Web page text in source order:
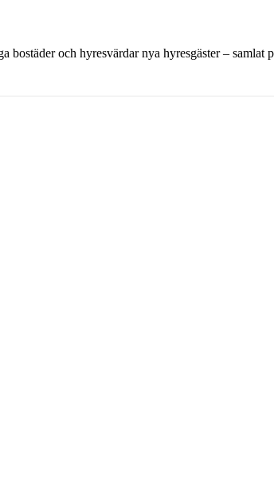
och hyresvärdar nya hyresgäster – samlat